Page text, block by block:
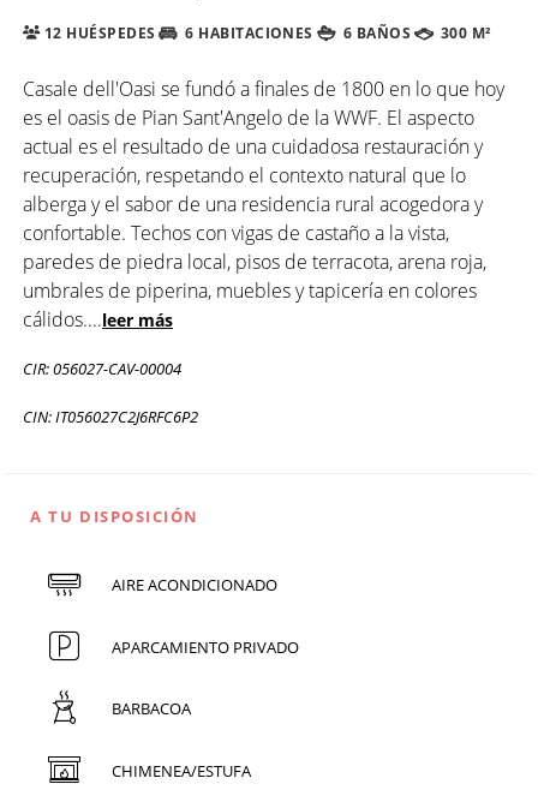
12 HUÉSPEDES 6 HABITACIONES 6 BAÑOS 300 M²
Casale dell'Oasi se fundó a finales de 1800 en lo que hoy
es el oasis de Pian Sant'Angelo de la WWF. El aspecto
actual es el resultado de una cuidadosa restauración y
recuperación, respetando el contexto natural que lo
alberga y el sabor de una residencia rural acogedora y
confortable. Techos con vigas de castaño a la vista,
paredes de piedra local, pisos de terracota, arena roja,
umbrales de piperina, muebles y tapicería en colores
cálidos....leer más
CIR: 056027-CAV-00004
CIN: IT056027C2J6RFC6P2
A TU DISPOSICIÓN
AIRE ACONDICIONADO
APARCAMIENTO PRIVADO
BARBACOA
CHIMENEA/ESTUFA